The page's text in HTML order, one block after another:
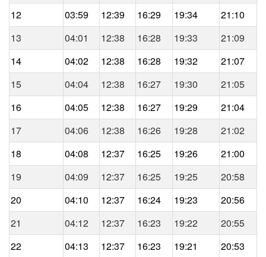
12
03:59 12:39 16:29 19:34
21:10
13
04:01 12:38 16:28 19:33
21:09
14
04:02 12:38 16:28 19:32
21:07
15
04:04 12:38 16:27 19:30
21:05
16
04:05 12:38 16:27 19:29
21:04
17
04:06 12:38 16:26 19:28
21:02
18
04:08 12:37 16:25 19:26
21:00
19
04:09 12:37 16:25 19:25
20:58
20
04:10 12:37 16:24 19:23
20:56
21
04:12 12:37 16:23 19:22
20:55
22
04:13 12:37 16:23 19:21 20:53